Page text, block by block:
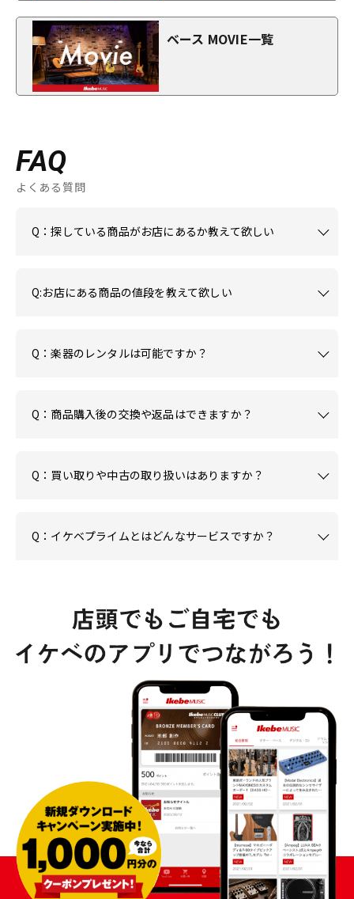
ベース MOVIE一覧
FAQ
よくある質問
Q：探している商品がお店にあるか教えて欲しい
Q:お店にある商品の値段を教えて欲しい
Q：楽器のレンタルは可能ですか？
Q：商品購入後の交換や返品はできますか？
Q：買い取りや中古の取り扱いはありますか？
Q：イケベプライムとはどんなサービスですか？